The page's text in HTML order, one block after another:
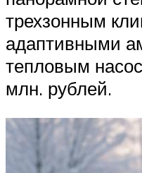
трехзонным
адаптивными
тепловым
млн. рублей.